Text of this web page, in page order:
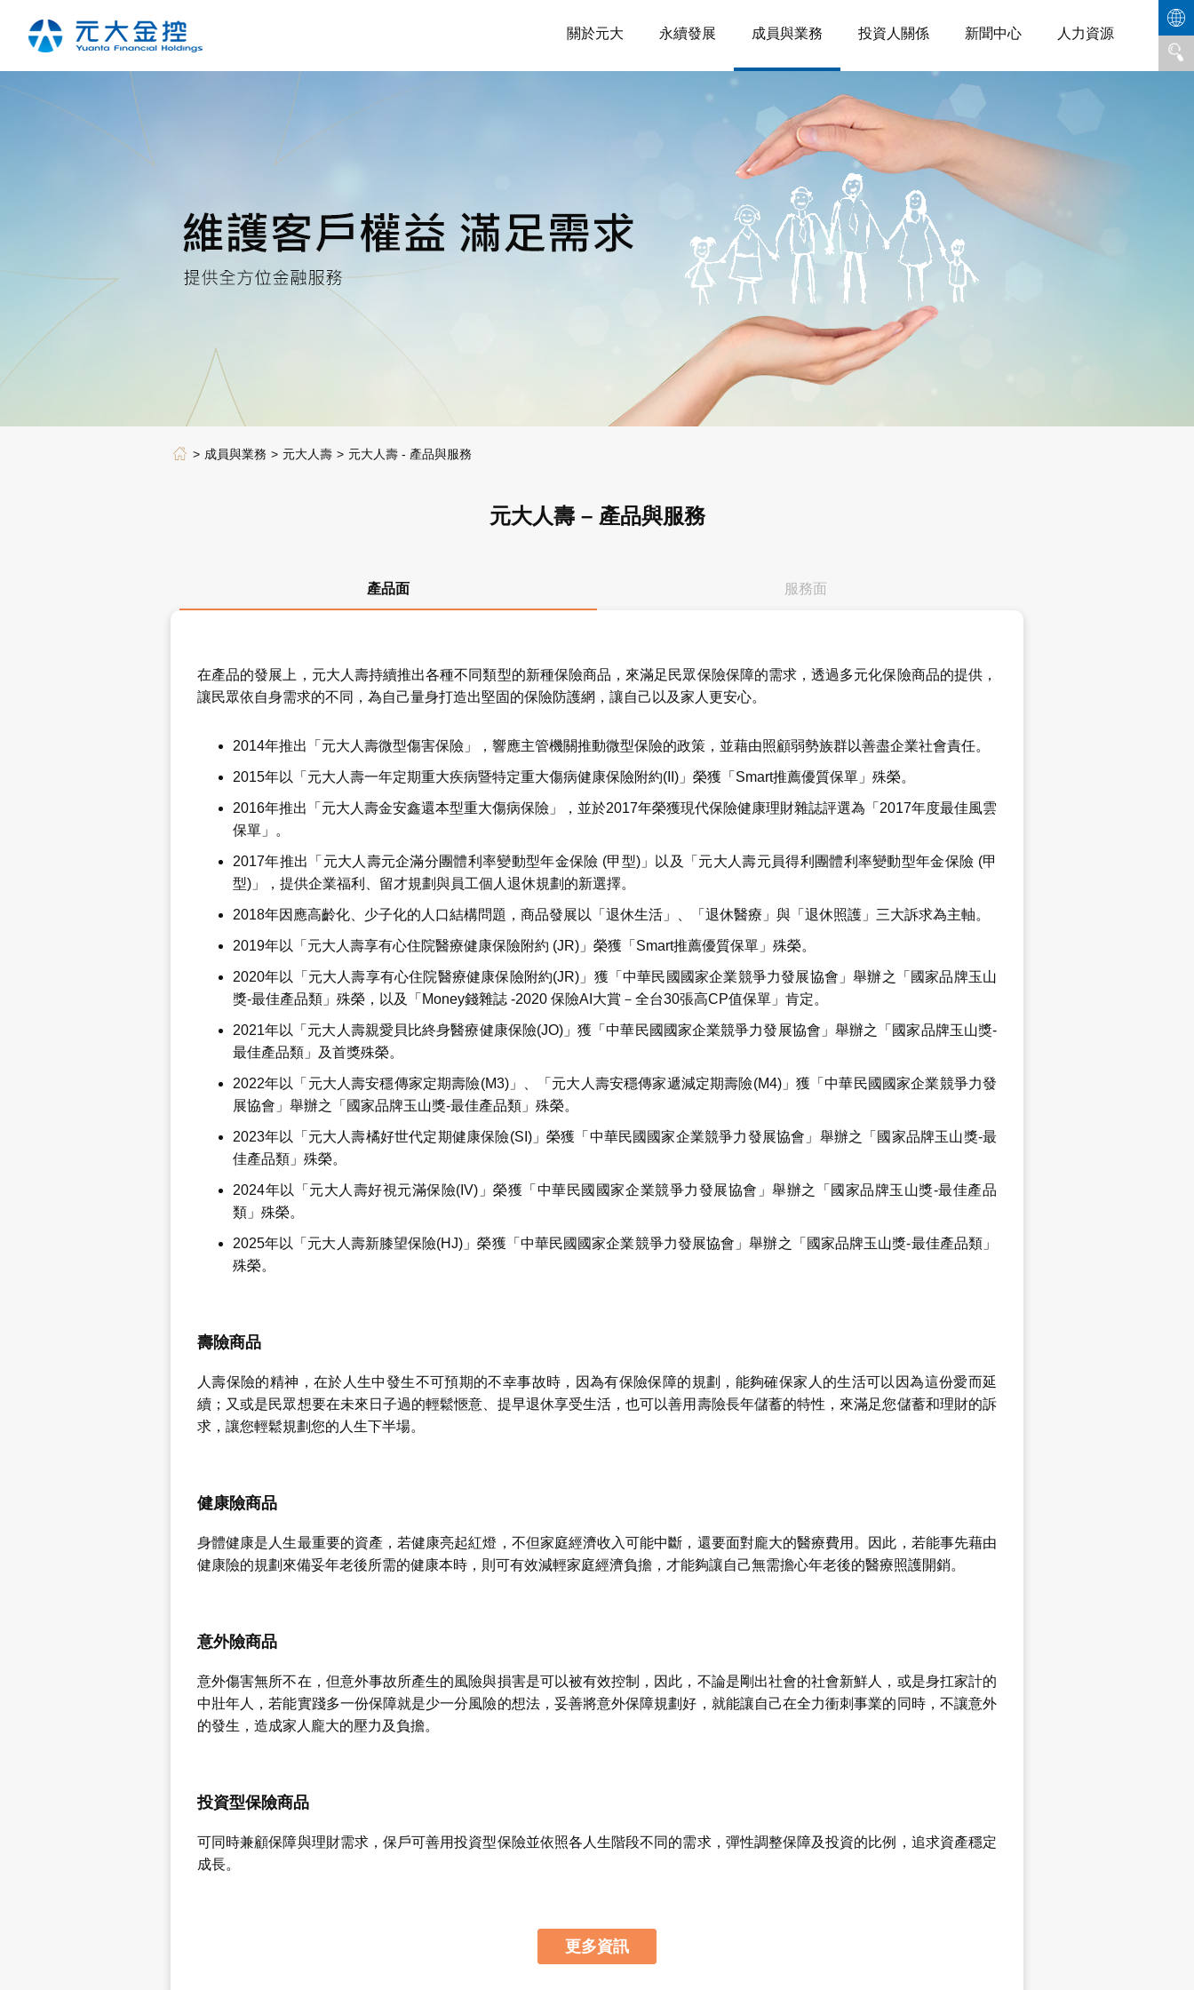
關於元大 永續發展 成員與業務 投資人關係 新聞中心 人力資源
成員與業務 元大人壽 元大人壽 - 產品與服務
元大人壽 – 產品與服務
產品面 服務面
在產品的發展上，元大人壽持續推出各種不同類型的新種保險商品，來滿足民眾保險保障的需求，透過多元化保險商品的提供，
讓民眾依自身需求的不同，為自己量身打造出堅固的保險防護網，讓自己以及家人更安心。
2014年推出「元大人壽微型傷害保險」，響應主管機關推動微型保險的政策，並藉由照顧弱勢族群以善盡企業社會責任。
2015年以「元大人壽一年定期重大疾病暨特定重大傷病健康保險附約(II)」榮獲「Smart推薦優質保單」殊榮。
2016年推出「元大人壽金安鑫還本型重大傷病保險」，並於2017年榮獲現代保險健康理財雜誌評選為「2017年度最佳風雲
保單」。
2017年推出「元大人壽元企滿分團體利率變動型年金保險 (甲型)」以及「元大人壽元員得利團體利率變動型年金保險 (甲
型)」，提供企業福利、留才規劃與員工個人退休規劃的新選擇。
2018年因應高齡化、少子化的人口結構問題，商品發展以「退休生活」、「退休醫療」與「退休照護」三大訴求為主軸。
2019年以「元大人壽享有心住院醫療健康保險附約 (JR)」榮獲「Smart推薦優質保單」殊榮。
2020年以「元大人壽享有心住院醫療健康保險附約(JR)」獲「中華民國國家企業競爭力發展協會」舉辦之「國家品牌玉山
獎-最佳產品類」殊榮，以及「Money錢雜誌 -2020 保險AI大賞－全台30張高CP值保單」肯定。
2021年以「元大人壽親愛貝比終身醫療健康保險(JO)」獲「中華民國國家企業競爭力發展協會」舉辦之「國家品牌玉山獎-
最佳產品類」及首獎殊榮。
2022年以「元大人壽安穩傳家定期壽險(M3)」、「元大人壽安穩傳家遞減定期壽險(M4)」獲「中華民國國家企業競爭力發
展協會」舉辦之「國家品牌玉山獎-最佳產品類」殊榮。
2023年以「元大人壽橘好世代定期健康保險(SI)」榮獲「中華民國國家企業競爭力發展協會」舉辦之「國家品牌玉山獎-最
佳產品類」殊榮。
2024年以「元大人壽好視元滿保險(IV)」榮獲「中華民國國家企業競爭力發展協會」舉辦之「國家品牌玉山獎-最佳產品
類」殊榮。
2025年以「元大人壽新膝望保險(HJ)」榮獲「中華民國國家企業競爭力發展協會」舉辦之「國家品牌玉山獎-最佳產品類」
殊榮。
壽險商品
人壽保險的精神，在於人生中發生不可預期的不幸事故時，因為有保險保障的規劃，能夠確保家人的生活可以因為這份愛而延
續；又或是民眾想要在未來日子過的輕鬆愜意、提早退休享受生活，也可以善用壽險長年儲蓄的特性，來滿足您儲蓄和理財的訴
求，讓您輕鬆規劃您的人生下半場。
健康險商品
身體健康是人生最重要的資產，若健康亮起紅燈，不但家庭經濟收入可能中斷，還要面對龐大的醫療費用。因此，若能事先藉由
健康險的規劃來備妥年老後所需的健康本時，則可有效減輕家庭經濟負擔，才能夠讓自己無需擔心年老後的醫療照護開銷。
意外險商品
意外傷害無所不在，但意外事故所產生的風險與損害是可以被有效控制，因此，不論是剛出社會的社會新鮮人，或是身扛家計的
中壯年人，若能實踐多一份保障就是少一分風險的想法，妥善將意外保障規劃好，就能讓自己在全力衝刺事業的同時，不讓意外
的發生，造成家人龐大的壓力及負擔。
投資型保險商品
可同時兼顧保障與理財需求，保戶可善用投資型保險並依照各人生階段不同的需求，彈性調整保障及投資的比例，追求資產穩定
成長。
更多資訊